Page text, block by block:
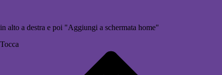
in alto a destra e poi "Aggiungi a schermata home"
Tocca